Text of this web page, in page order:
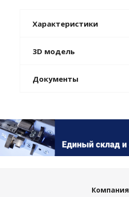
Характеристики
3D модель
Документы
Компания